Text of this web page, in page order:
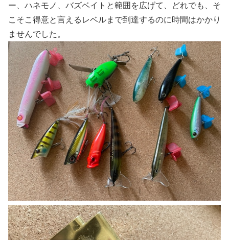
ー、ハネモノ、バズベイトと範囲を広げて、どれでも、そ
こそこ得意と言えるレベルまで到達するのに時間はかかり
ませんでした。